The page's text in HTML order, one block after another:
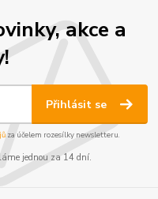
akce a
Přihlásit se
za účelem rozesílky newsletteru.
jednou za 14 dní.